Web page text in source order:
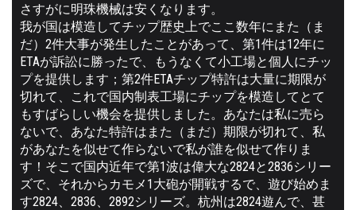
さすがに明珠機械は安くなります。
我が国は模造してチップ歴史上でここ数年にまた（ま
だ）2件大事が発生したことがあって、第1件は12年に
ETAが訴訟に勝ったで、もうなくて小工場と個人にチッ
プを提供します；第2件ETAチップ特許は大量に期限が
切れて、これで国内制表工場にチップを模造してとて
もすばらしい機会を提供しました。あなたは私に売ら
ないで、あなた特許はまた（まだ）期限が切れて、私
があなたを似せて作らないで私が誰を似せて作りま
す！そこで国内近年で第1波は偉大な2824と2836シリー
ズで、それからカモメ1大砲が開戦するで、遊び始めま
す2824、2836、2892シリーズ。杭州は2824遊んで、甚